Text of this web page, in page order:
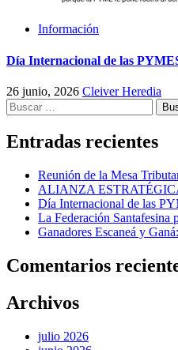
Información
Día Internacional de las
26 junio, 2026 Cleiver Heredia
Buscar:
Entradas recientes
Reunión de la Mesa
ALIANZA
Día Internacional de las
La Federación Santafesina
Ganadores Escaneá y
Comentarios
Archivos
julio 2026